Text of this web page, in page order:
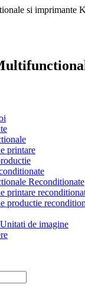
si imprimante
printare
Reconditionate
printare
productie
de imagine